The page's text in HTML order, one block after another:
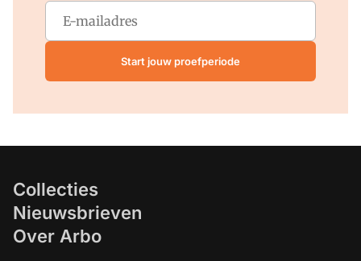
Start jouw proefperiode
Collecties
Nieuwsbrieven
Over Arbo